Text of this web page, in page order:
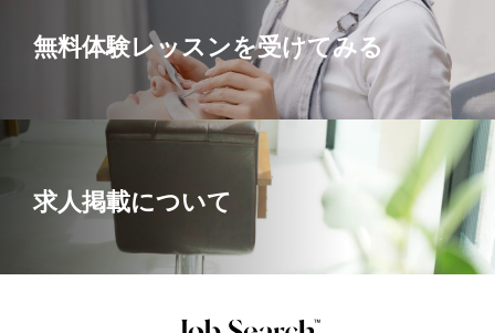
無料体験レッスンを受けてみる
求人掲載について